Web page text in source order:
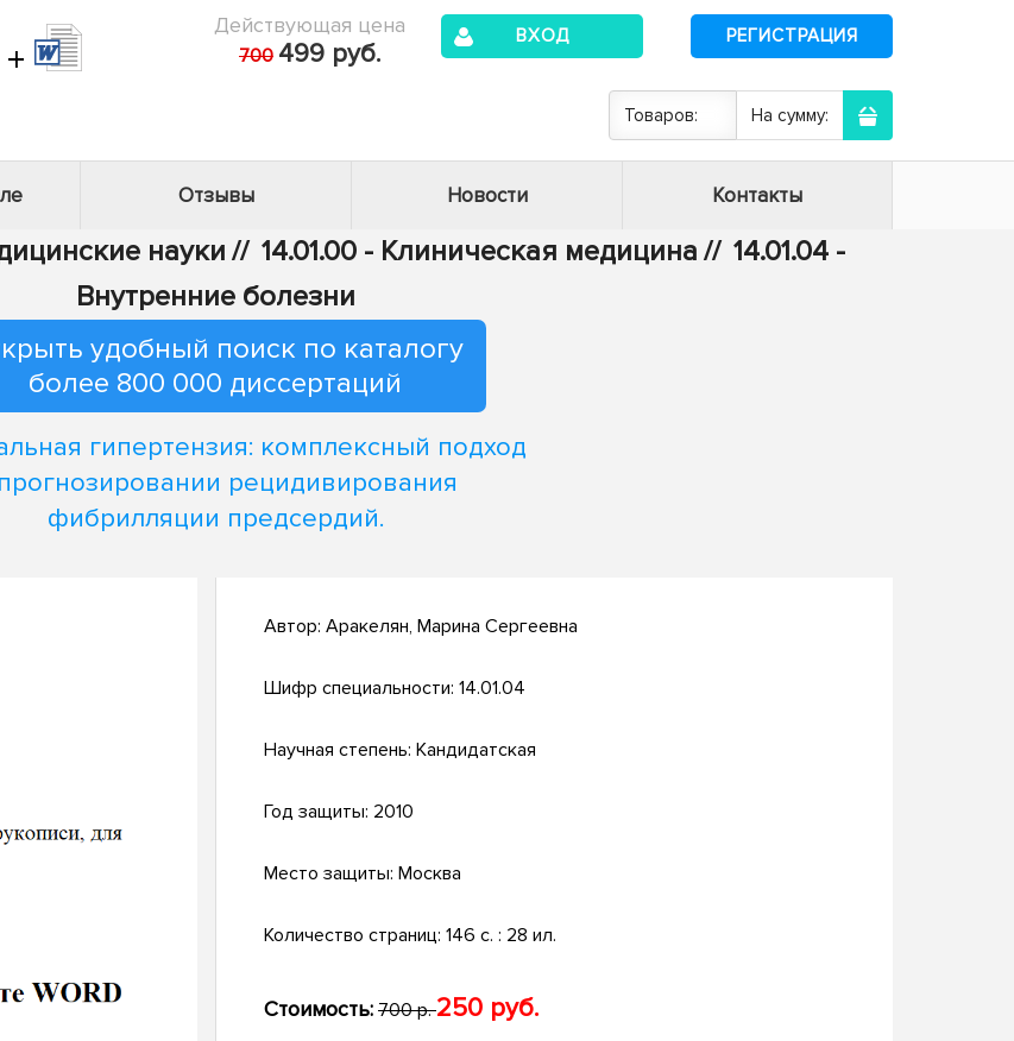
+
Действующая цена
700 499 руб.
ВХОД РЕГИСТРАЦИЯ
Товаров: На сумму:
Отзывы Новости Контакты
науки // 14.01.00 - Клиническая медицина // 14.01.04 -
Внутренние болезни
удобный поиск по каталогу
более 800 000 диссертаций
гипертензия: комплексный подход
рецидивирования
фибрилляции предсердий.
Автор: Аракелян, Марина Сергеевна
Шифр специальности: 14.01.04
Научная степень: Кандидатская
Год защиты: 2010
Место защиты: Москва
Количество страниц: 146 с. : 28 ил.
Стоимость: 700 р.250 руб.